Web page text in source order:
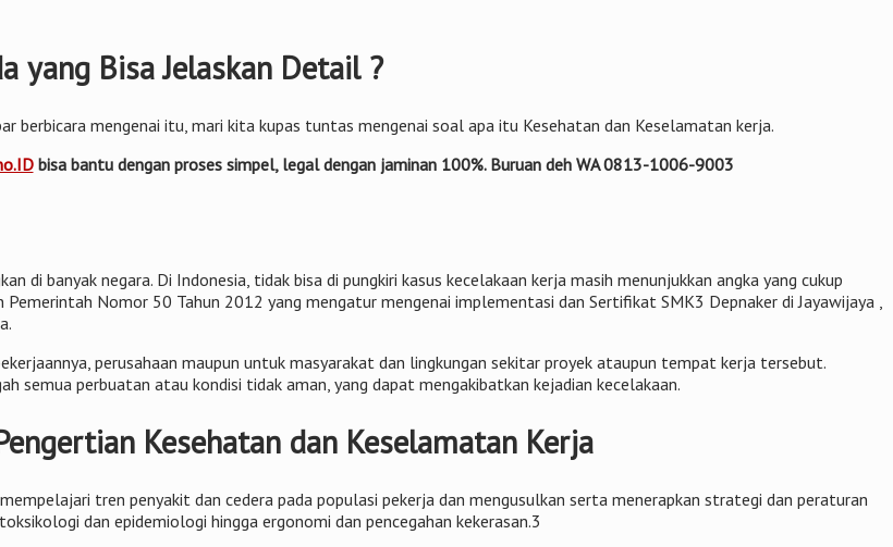
yang Bisa Jelaskan Detail ?
berbicara mengenai itu, mari kita kupas tuntas mengenai soal apa itu Kesehatan dan Keselamatan kerja.
bisa bantu dengan proses simpel, legal dengan jaminan 100%. Buruan deh WA 0813-1006-9003
di banyak negara. Di Indonesia, tidak bisa di pungkiri kasus kecelakaan kerja masih menunjukkan angka yang cukup
Nomor 50 Tahun 2012 yang mengatur mengenai implementasi dan Sertifikat SMK3 Depnaker di Jayawijaya ,
perusahaan maupun untuk masyarakat dan lingkungan sekitar proyek ataupun tempat kerja tersebut.
semua perbuatan atau kondisi tidak aman, yang dapat mengakibatkan kejadian kecelakaan.
Kesehatan dan Keselamatan Kerja
tren penyakit dan cedera pada populasi pekerja dan mengusulkan serta menerapkan strategi dan peraturan
dan epidemiologi hingga ergonomi dan pencegahan kekerasan.3